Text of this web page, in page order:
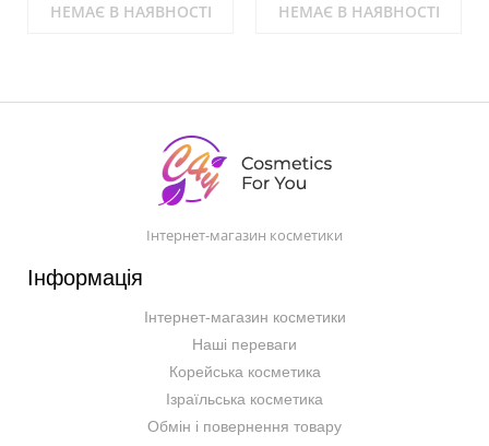
НЕМАЄ В НАЯВНОСТІ НЕМАЄ В НАЯВНОСТІ
Інтернет-магазин косметики
Інформація
Інтернет-магазин косметики
Наші переваги
Корейська косметика
Ізраїльська косметика
Обмін і повернення товару